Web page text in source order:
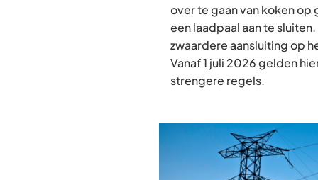
over te gaan van koken op
een laadpaal aan te
zwaardere aansluiting op
Vanaf 1 juli 2026 gelden
strengere regels.